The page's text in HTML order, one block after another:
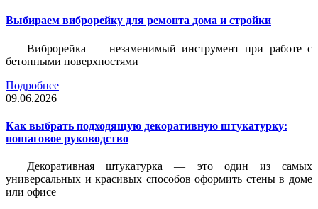
Выбираем виброрейку для ремонта дома и стройки
Виброрейка — незаменимый инструмент при работе с
бетонными поверхностями
Подробнее
09.06.2026
Как выбрать подходящую декоративную штукатурку:
пошаговое руководство
Декоративная штукатурка — это один из самых
универсальных и красивых способов оформить стены в доме
или офисе